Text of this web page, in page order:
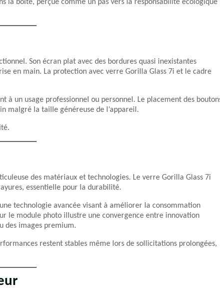
la boîte, perçue comme un pas vers la responsabilité écologique
Son écran plat avec des bordures quasi inexistantes
en main. La protection avec verre Gorilla Glass 7i et le cadre
à un usage professionnel ou personnel. Le placement des
malgré la taille généreuse de l’appareil.
des matériaux et technologies. Le verre Gorilla Glass 7i
essentielle pour la durabilité.
technologie avancée visant à améliorer la consommation
le module photo illustre une convergence entre innovation
des images premium.
restent stables même lors de sollicitations prolongées,